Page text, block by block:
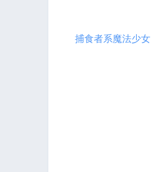
捕食者系魔法少女